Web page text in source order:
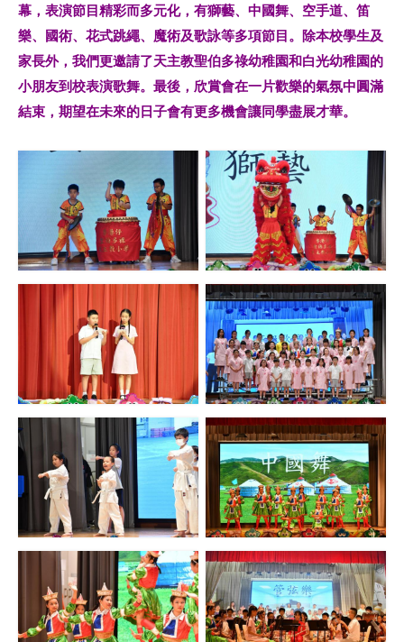
幕，表演節目精彩而多元化，有獅藝、中國舞、空手道、笛
樂、國術、花式跳繩、魔術及歌詠等多項節目。除本校學生及
家長外，我們更邀請了天主教聖伯多祿幼稚園和白光幼稚園的
小朋友到校表演歌舞。最後，欣賞會在一片歡樂的氣氛中圓滿
結束，期望在未來的日子會有更多機會讓同學盡展才華。